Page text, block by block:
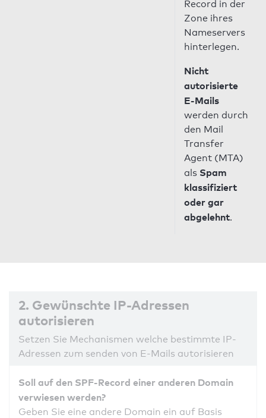
Record in der
Zone ihres
Nameservers
hinterlegen.
Nicht
autorisierte
E-Mails
werden durch
den Mail
Transfer
Agent (MTA)
als Spam
klassifiziert
oder gar
abgelehnt.
2. Gewünschte IP-Adressen
autorisieren
Setzen Sie Mechanismen welche bestimmte IP-
Adressen zum senden von E-Mails autorisieren
Soll auf den SPF-Record einer anderen Domain
verwiesen werden?
Geben Sie eine andere Domain ein auf Basis